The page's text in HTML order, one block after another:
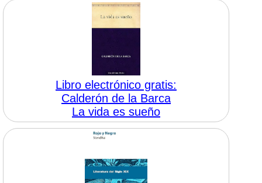
Libro electrónico gratis:
Calderón de la Barca
La vida es sueño